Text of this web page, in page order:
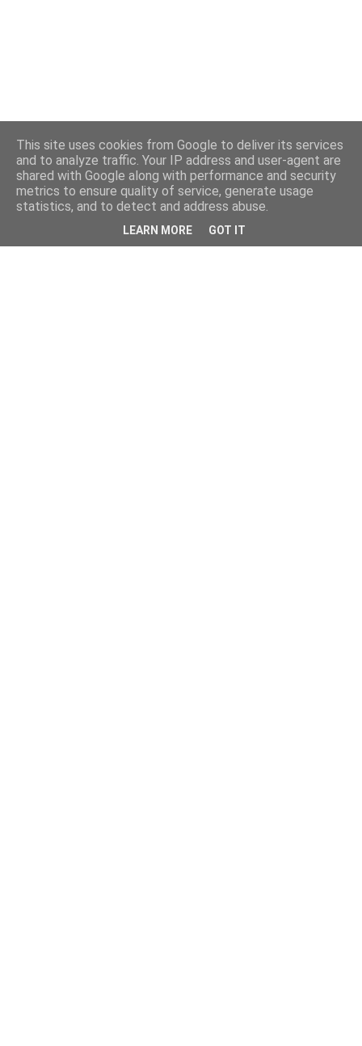
This site uses cookies from Google to deliver its services
and to analyze traffic. Your IP address and user-agent are
shared with Google along with performance and security
metrics to ensure quality of service, generate usage
statistics, and to detect and address abuse.
LEARN MORE GOT IT